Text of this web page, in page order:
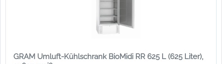
GRAM Umluft-Kühlschrank BioMidi RR 625 L (625 Liter),